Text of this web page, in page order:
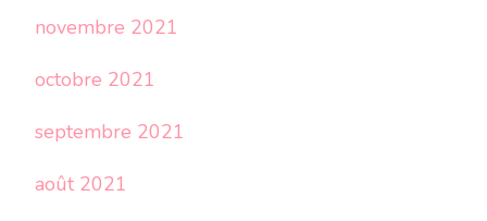
novembre 2021
octobre 2021
septembre 2021
août 2021